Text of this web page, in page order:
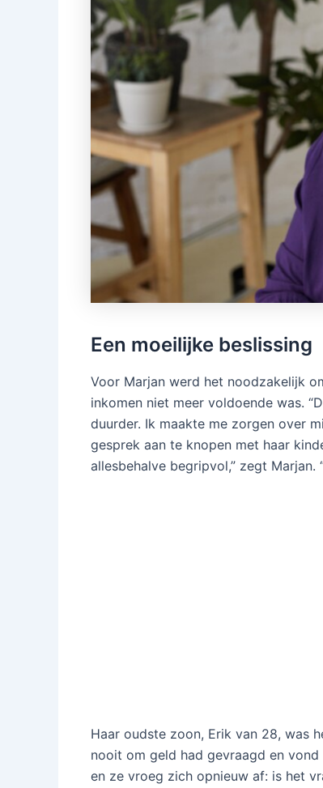
Een moeilijke beslissing
Voor Marjan werd het noodzakelijk
inkomen niet meer voldoende was.
duurder. Ik maakte me zorgen over
gesprek aan te knopen met haar
allesbehalve begripvol,” zegt Marjan.
Haar oudste zoon, Erik van 28, was
nooit om geld had gevraagd en
en ze vroeg zich opnieuw af: is het